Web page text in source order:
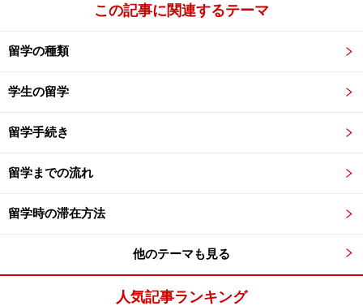
この記事に関連するテーマ
留学の種類
学生の留学
留学手続き
留学までの流れ
留学時の滞在方法
他のテーマも見る
人気記事ランキング